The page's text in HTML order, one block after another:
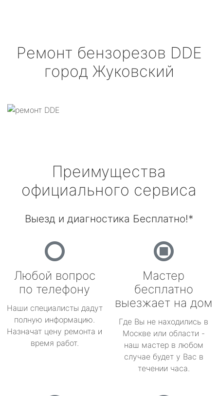
Ремонт бензорезов DDE
город Жуковский
Преимущества
официального сервиса
Выезд и диагностика Бесплатно!*
Любой вопрос
по телефону
Наши специалисты дадут
полную информацию.
Назначат цену ремонта и
время работ.
Мастер
бесплатно
выезжает на дом
Где Вы не находились в
Москве или области -
наш мастер в любом
случае будет у Вас в
течении часа.